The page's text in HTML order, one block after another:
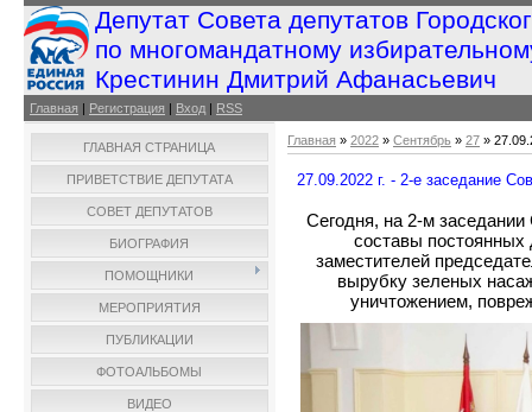
Депутат Совета депутатов
по многомандатному
Крестинин Дмитрий Афанасьевич
Главная | Регистрация | Вход | RSS
ГЛАВНАЯ СТРАНИЦА
ПРИВЕТСТВИЕ ДЕПУТАТА
СОВЕТ ДЕПУТАТОВ
БИОГРАФИЯ
ПОМОЩНИКИ
МЕРОПРИЯТИЯ
ПУБЛИКАЦИИ
ФОТОАЛЬБОМЫ
ВИДЕО
Главная » 2022 » Сентябрь » 27 »
27.09.2022 г. - 2-е заседание
Сегодня, на 2-м заседании
составы постоянных
заместителей
вырубку зеленых
уничтожением,